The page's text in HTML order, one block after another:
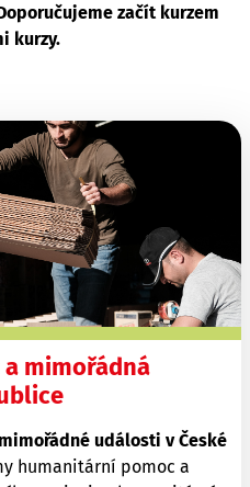
začít kurzem
kurzy.
mimořádná
mimořádné události v České
humanitární pomoc a